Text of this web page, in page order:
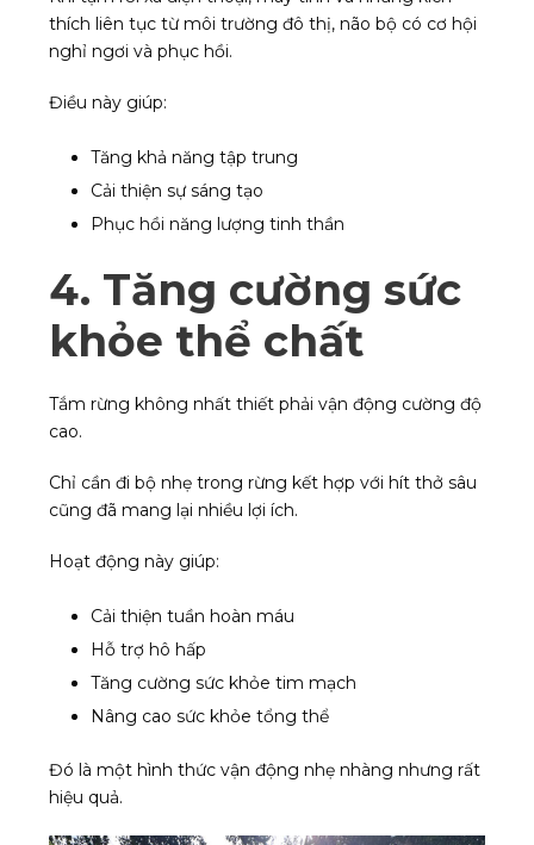
thích liên tục từ môi trường đô thị, não bộ có cơ hội
nghỉ ngơi và phục hồi.
Điều này giúp:
Tăng khả năng tập trung
Cải thiện sự sáng tạo
Phục hồi năng lượng tinh thần
4. Tăng cường sức
khỏe thể chất
Tắm rừng không nhất thiết phải vận động cường độ
cao.
Chỉ cần đi bộ nhẹ trong rừng kết hợp với hít thở sâu
cũng đã mang lại nhiều lợi ích.
Hoạt động này giúp:
Cải thiện tuần hoàn máu
Hỗ trợ hô hấp
Tăng cường sức khỏe tim mạch
Nâng cao sức khỏe tổng thể
Đó là một hình thức vận động nhẹ nhàng nhưng rất
hiệu quả.